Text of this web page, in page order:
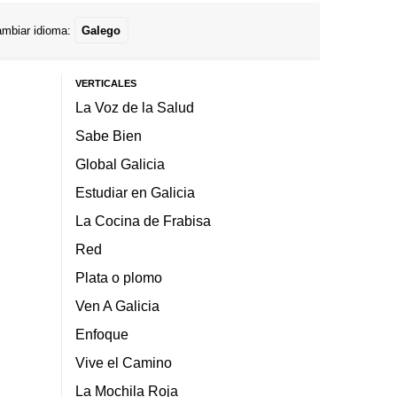
idioma: Galego
VERTICALES
La Voz de la Salud
Sabe Bien
Global Galicia
Estudiar en Galicia
La Cocina de Frabisa
Red
Plata o plomo
Ven A Galicia
Enfoque
Vive el Camino
La Mochila Roja